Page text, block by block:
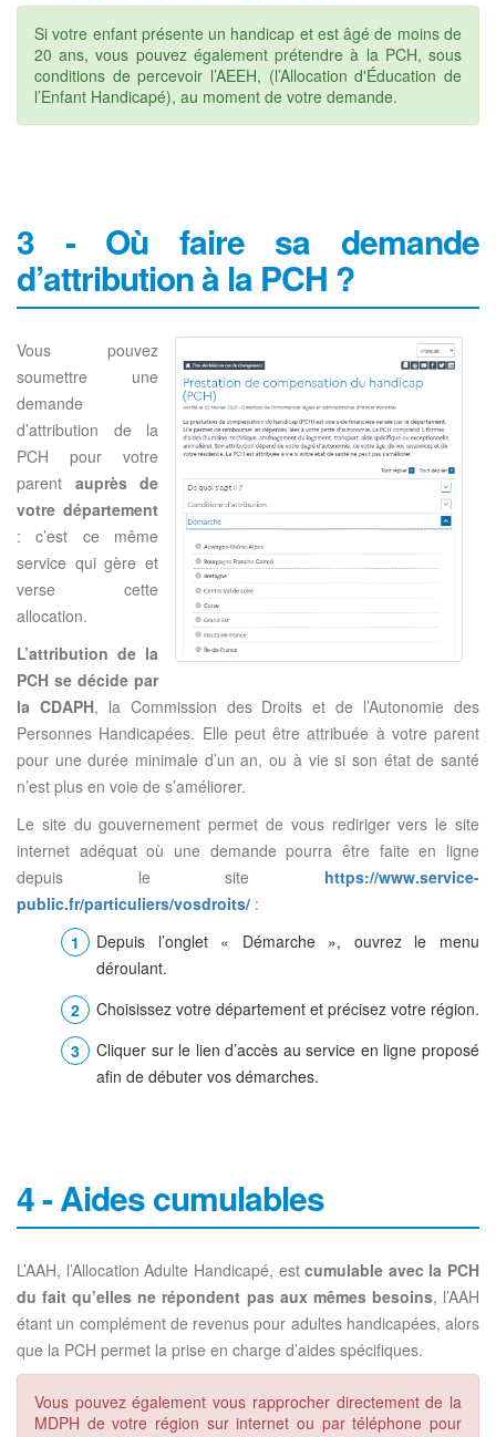
Si votre enfant présente un handicap et est âgé de moins de
20 ans, vous pouvez également prétendre à la PCH, sous
conditions de percevoir l’AEEH, (l’Allocation d'Éducation de
l’Enfant Handicapé), au moment de votre demande.
3 - Où faire sa demande
d’attribution à la PCH ?
Vous pouvez
soumettre une
demande
d’attribution de la
PCH pour votre
parent auprès de
votre département
: c’est ce même
service qui gère et
verse cette
allocation.
L’attribution de la
PCH se décide par
la CDAPH, la Commission des Droits et de l’Autonomie des
Personnes Handicapées. Elle peut être attribuée à votre parent
pour une durée minimale d’un an, ou à vie si son état de santé
n’est plus en voie de s’améliorer.
Le site du gouvernement permet de vous rediriger vers le site
internet adéquat où une demande pourra être faite en ligne
depuis le site https://www.service-
public.fr/particuliers/vosdroits/ :
Depuis l’onglet « Démarche », ouvrez le menu
déroulant.
Choisissez votre département et précisez votre région.
Cliquer sur le lien d’accès au service en ligne proposé
afin de débuter vos démarches.
4 - Aides cumulables
L’AAH, l’Allocation Adulte Handicapé, estcumulable avec la PCH
du fait qu’elles ne répondent pas aux mêmes besoins, l’AAH
étant un complément de revenus pour adultes handicapées, alors
que la PCH permet la prise en charge d’aides spécifiques.
Vous pouvez également vous rapprocher directement de la
MDPH de votre région sur internet ou par téléphone pour